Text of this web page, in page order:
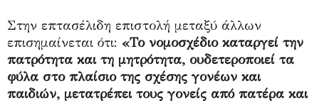
Στην επτασέλιδη επιστολή μεταξύ άλλων
επισημαίνεται ότι: «Το νομοσχέδιο καταργεί την
πατρότητα και τη μητρότητα, ουδετεροποιεί τα
φύλα στο πλαίσιο της σχέσης γονέων και
παιδιών, μετατρέπει τους γονείς από πατέρα και